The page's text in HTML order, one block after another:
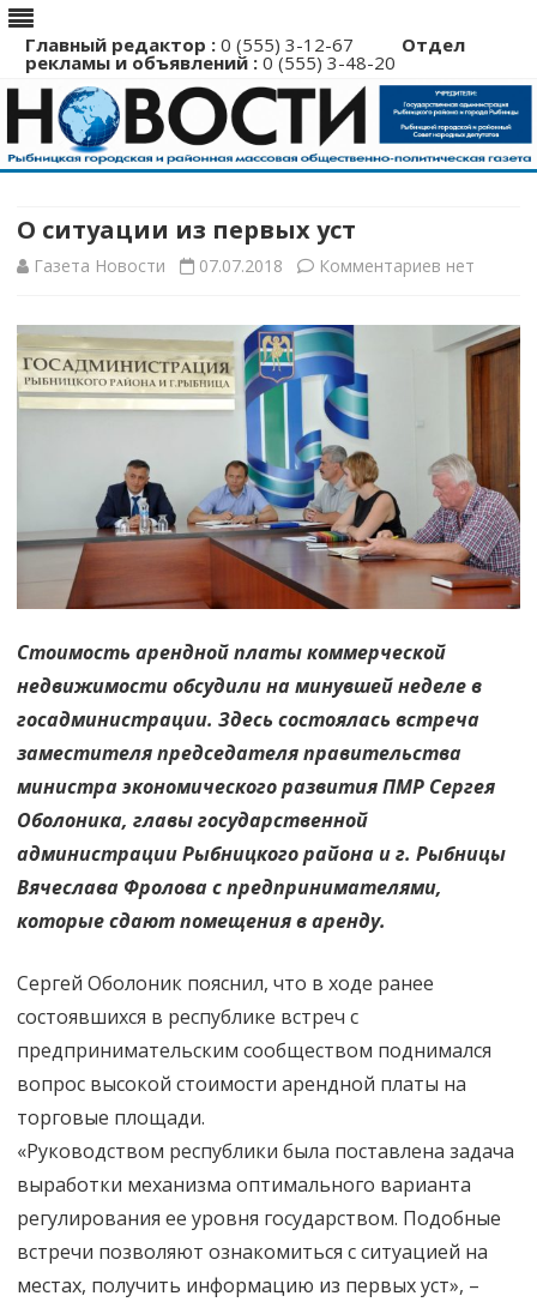
Главный редактор : 0 (555) 3-12-67 Отдел
рекламы и объявлений : 0 (555) 3-48-20
Перейти
О ситуации из первых уст
Газета Новости 07.07.2018 Комментариев к
О
первых
уст
нет
Стоимость арендной платы коммерческой
недвижимости обсудили на минувшей неделе в
госадминистрации. Здесь состоялась встреча
заместителя председателя правительства
министра экономического развития ПМР Сергея
Оболоника, главы государственной
администрации Рыбницкого района и г. Рыбницы
Вячеслава Фролова с предпринимателями,
которые сдают помещения в аренду.
Сергей Оболоник пояснил, что в ходе ранее
состоявшихся в республике встреч с
предпринимательским сообществом поднимался
вопрос высокой стоимости арендной платы на
торговые площади.
«Руководством республики была поставлена задача
выработки механизма оптимального варианта
регулирования ее уровня государством. Подобные
встречи позволяют ознакомиться с ситуацией на
местах, получить информацию из первых уст», –